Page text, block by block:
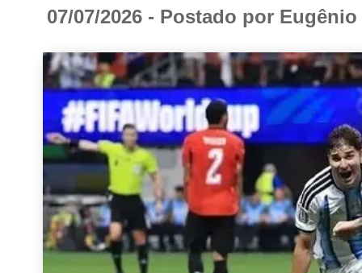
07/07/2026 - Postado por Eugênio